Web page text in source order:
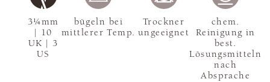
3¼mm
| 10
UK | 3
US
bügeln bei
mittlerer Temp.
Trockner
ungeeignet
chem.
Reinigung in
best.
Lösungsmitteln
nach
Absprache